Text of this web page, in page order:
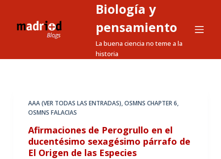
a
Biología y
pensamiento
La buena ciencia no teme a la
historia
AAA (VER TODAS LAS ENTRADAS),OSMNS CHAPTER 6,
OSMNS FALACIAS
Afirmaciones de Perogrullo en el
ducentésimo sexagésimo párrafo de
El Origen de las Especies